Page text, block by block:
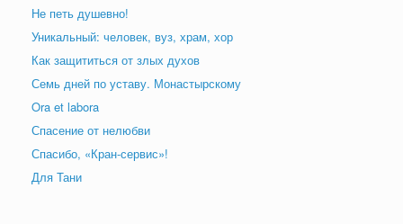
Не петь душевно!
Уникальный: человек, вуз, храм, хор
Как защититься от злых духов
Семь дней по уставу. Монастырскому
Ora et labora
Спасение от нелюбви
Спасибо, «Кран-сервис»!
Для Тани